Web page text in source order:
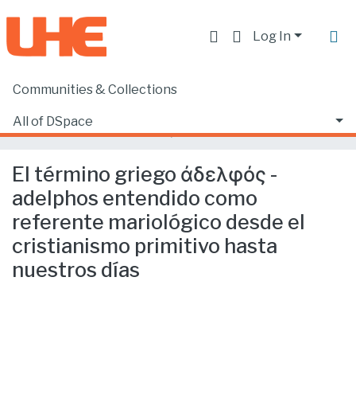
Log In
Communities & Collections
All of DSpace
Home
El término griego ἀδελφός -adelphos entendido como referente mariológico desde el cristianismo primitivo hasta nuestros días
El término griego ἀδελφός -
adelphos entendido como
referente mariológico desde el
cristianismo primitivo hasta
nuestros días